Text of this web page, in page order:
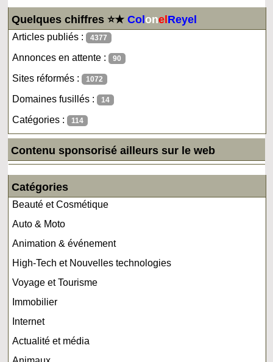
Quelques chiffres ⭐★ColonelReyel
Articles publiés : 4377
Annonces en attente : 90
Sites réformés : 1072
Domaines fusillés : 14
Catégories : 114
Contenu sponsorisé ailleurs sur le web
Catégories
Beauté et Cosmétique
Auto & Moto
Animation & événement
High-Tech et Nouvelles technologies
Voyage et Tourisme
Immobilier
Internet
Actualité et média